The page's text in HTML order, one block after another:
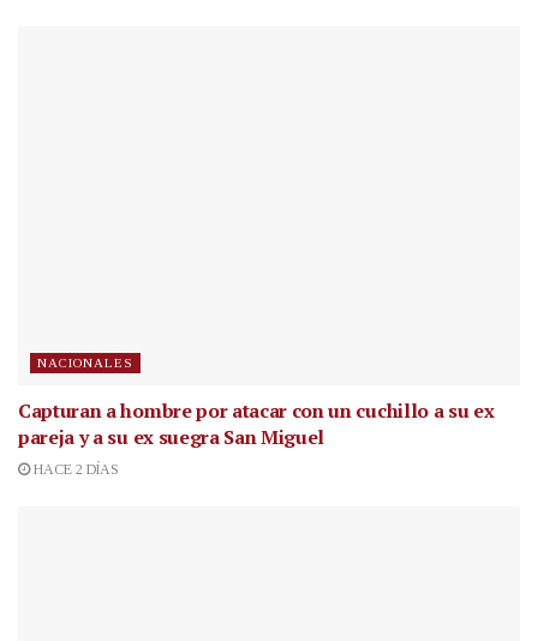
NACIONALES
Capturan a hombre por atacar con un cuchillo a su ex
pareja y a su ex suegra San Miguel
HACE 2 DÍAS